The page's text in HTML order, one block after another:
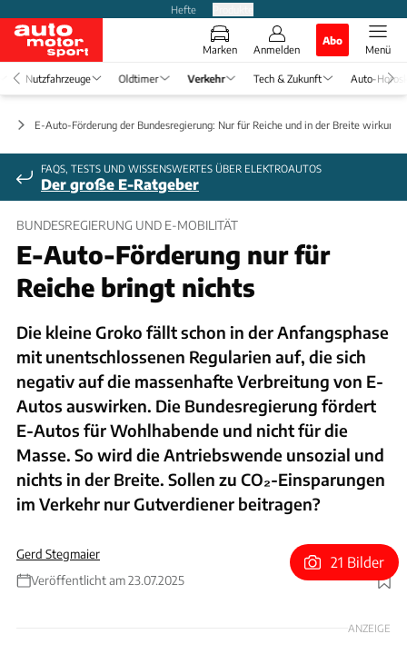
Hefte
Marken Anmelden
Abo
Menü
Nutzfahrzeuge Oldtimer Verkehr Tech & Zukunft Auto-
E-Auto-Förderung der Bundesregierung: Nur für Reiche und in der Breite
FAQS, TESTS UND WISSENSWERTES ÜBER ELEKTROAUTOS
Der große E-Ratgeber
BUNDESREGIERUNG UND E-MOBILITÄT
E-Auto-Förderung nur für
Reiche bringt nichts
Die kleine Groko fällt schon in der Anfangsphase
mit unentschlossenen Regularien auf, die sich
negativ auf die massenhafte Verbreitung von E-
Autos auswirken. Die Bundesregierung fördert
E-Autos für Wohlhabende und nicht für die
Masse. So wird die Antriebswende unsozial und
nichts in der Breite. Sollen zu CO₂-Einsparungen
im Verkehr nur Gutverdiener beitragen?
Gerd Stegmaier
Veröffentlicht am 23.07.2025
Foto: Fatido via Gettyimages
21 Bilder
ANZEIGE